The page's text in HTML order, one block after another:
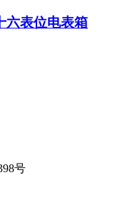
六表位电表箱
号